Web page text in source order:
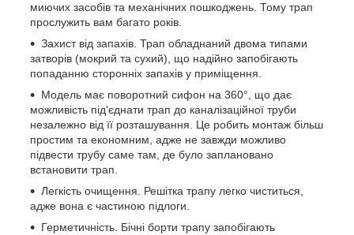
миючих засобів та механічних пошкоджень. Тому трап
прослужить вам багато років.
Захист від запахів. Трап обладнаний двома типами
затворів (мокрий та сухий), що надійно запобігають
попаданню сторонніх запахів у приміщення.
Модель має поворотний сифон на 360°, що дає
можливість під'єднати трап до каналізаційної труби
незалежно від її розташування. Це робить монтаж більш
простим та економним, адже не завжди можливо
підвести трубу саме там, де було заплановано
встановити трап.
Легкість очищення. Решітка трапу легко чиститься,
адже вона є частиною підлоги.
Герметичність. Бічні борти трапу запобігають